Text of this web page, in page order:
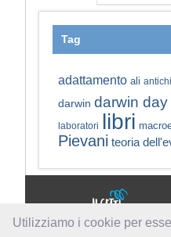
Utilizziamo i cookie per
Tag
adattamento ali
darwin darwin day
laboratori libri
Pievani teoria